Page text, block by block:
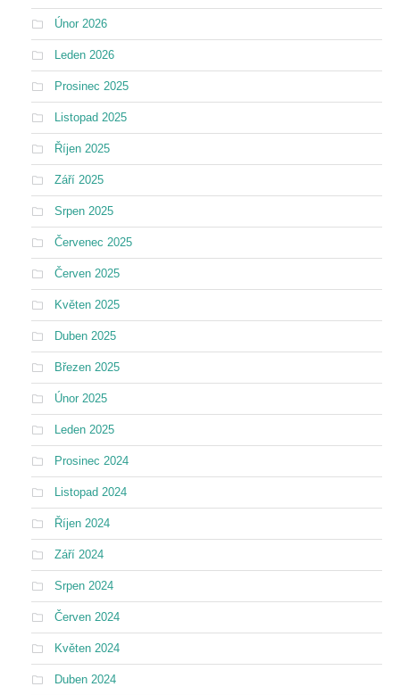
Únor 2026
Leden 2026
Prosinec 2025
Listopad 2025
Říjen 2025
Září 2025
Srpen 2025
Červenec 2025
Červen 2025
Květen 2025
Duben 2025
Březen 2025
Únor 2025
Leden 2025
Prosinec 2024
Listopad 2024
Říjen 2024
Září 2024
Srpen 2024
Červen 2024
Květen 2024
Duben 2024